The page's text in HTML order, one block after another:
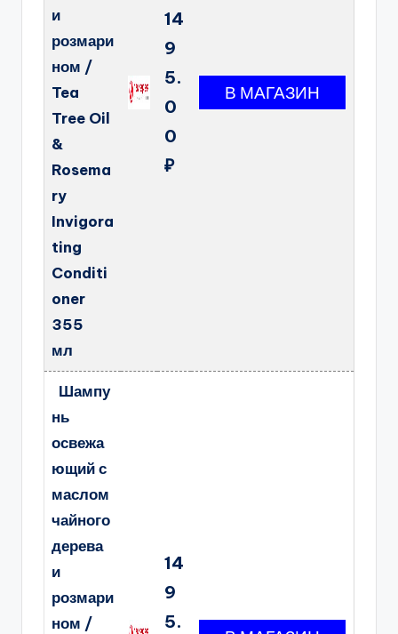
и
розмари
ном /
Tea
Tree Oil
&
Rosema
ry
Invigora
ting
Conditi
oner
355
мл
14
9
5.
0
0
₽
Шампу
нь
освежа
ющий с
маслом
чайного
дерева
и
розмари
ном /
14
9
5.